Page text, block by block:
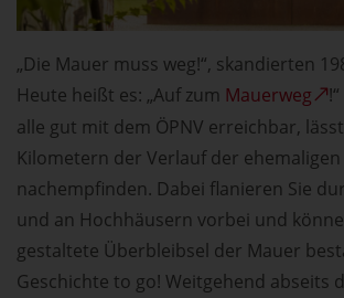
„Die Mauer muss weg!“, skandierten
Heute heißt es: „Auf zum Mauerweg
alle gut mit dem ÖPNV erreichbar,
Kilometern der Verlauf der ehemaligen
nachempfinden. Dabei flanieren Sie
und an Hochhäusern vorbei und
gestaltete Überbleibsel der Mauer
Geschichte to go! Weitgehend abseits